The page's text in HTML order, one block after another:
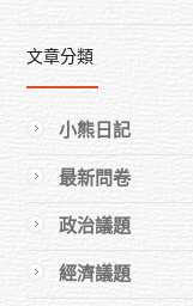
文章分類
小熊日記
最新問卷
政治議題
經濟議題